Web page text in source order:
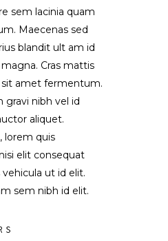
sem lacinia quam
Maecenas sed
blandit ult am id
Cras mattis
amet fermentum.
gravi nibh vel id
aliquet.
lorem quis
elit consequat
ut id elit.
sem nibh id elit.